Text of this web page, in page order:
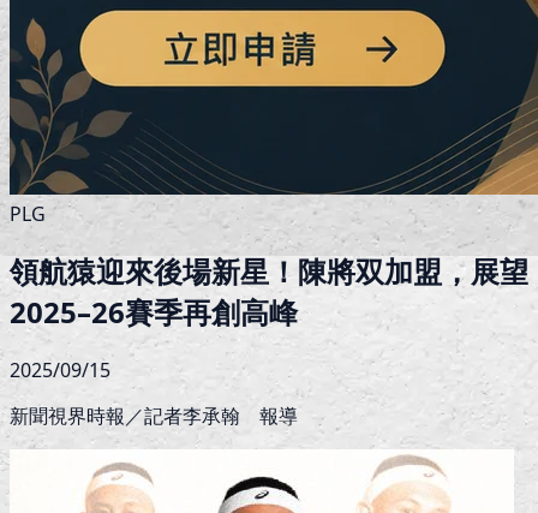
PLG
領航猿迎來後場新星！陳將双加盟，展望
2025–26賽季再創高峰
2025/09/15
新聞視界時報／記者李承翰 報導